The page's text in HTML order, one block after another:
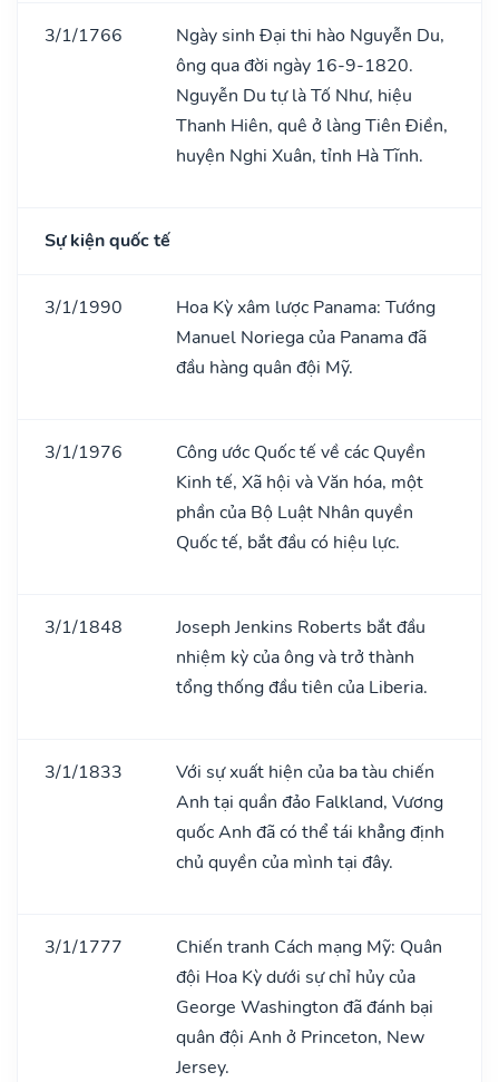
3/1/1766
Ngày sinh Đại thi hào Nguyễn Du,
ông qua đời ngày 16-9-1820.
Nguyễn Du tự là Tố Như, hiệu
Thanh Hiên, quê ở làng Tiên Điền,
huyện Nghi Xuân, tỉnh Hà Tĩnh.
Sự kiện quốc tế
3/1/1990
Hoa Kỳ xâm lược Panama: Tướng
Manuel Noriega của Panama đã
đầu hàng quân đội Mỹ.
3/1/1976
Công ước Quốc tế về các Quyền
Kinh tế, Xã hội và Văn hóa, một
phần của Bộ Luật Nhân quyền
Quốc tế, bắt đầu có hiệu lực.
3/1/1848
Joseph Jenkins Roberts bắt đầu
nhiệm kỳ của ông và trở thành
tổng thống đầu tiên của Liberia.
3/1/1833
Với sự xuất hiện của ba tàu chiến
Anh tại quần đảo Falkland, Vương
quốc Anh đã có thể tái khẳng định
chủ quyền của mình tại đây.
3/1/1777
Chiến tranh Cách mạng Mỹ: Quân
đội Hoa Kỳ dưới sự chỉ hủy của
George Washington đã đánh bại
quân đội Anh ở Princeton, New
Jersey.